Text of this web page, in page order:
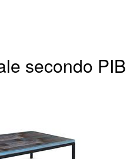
secondo PIB